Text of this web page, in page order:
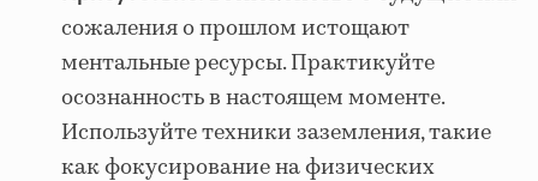
сожаления о прошлом истощают
ментальные ресурсы. Практикуйте
осознанность в настоящем моменте.
Используйте техники заземления, такие
как фокусирование на физических